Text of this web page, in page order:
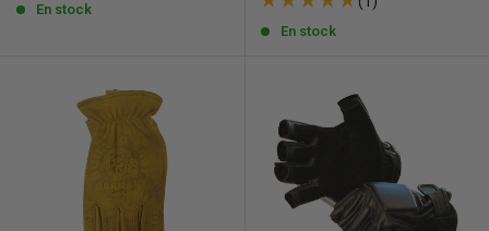
venta
En stock
venta
En stock